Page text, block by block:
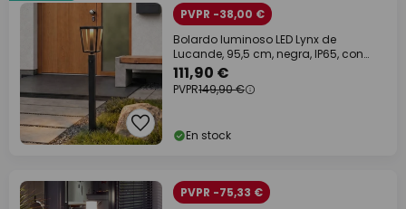
PVPR -38,00 €
Bolardo luminoso LED Lynx de
Lucande, 95,5 cm, negra, IP65, con
sensor
111,90 €
PVPR149,90 €
En stock
PVPR -75,33 €